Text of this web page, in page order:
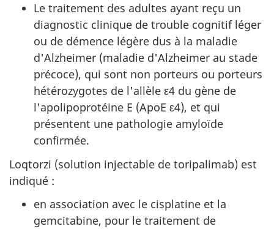
Le traitement des adultes ayant reçu un
diagnostic clinique de trouble cognitif léger
ou de démence légère dus à la maladie
d'Alzheimer (maladie d'Alzheimer au stade
précoce), qui sont non porteurs ou porteurs
hétérozygotes de l'allèle ε4 du gène de
l'apolipoprotéine E (ApoE ε4), et qui
présentent une pathologie amyloïde
confirmée.
Loqtorzi (solution injectable de toripalimab) est
indiqué :
en association avec le cisplatine et la
gemcitabine, pour le traitement de